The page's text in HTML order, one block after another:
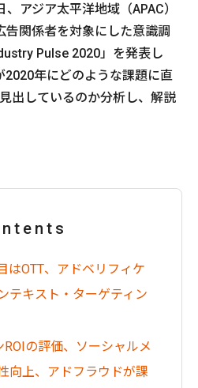
アジア太平洋地域（APAC）
告関係者を対象にした意識調
Pulse 2020」を発表し
2020年にどのような課題に直
出しているのか分析し、解説
はOTT、アドベリフィケ
テキスト・ターゲティン
の評価、ソーシャルメ
向上、アドフラウドが課